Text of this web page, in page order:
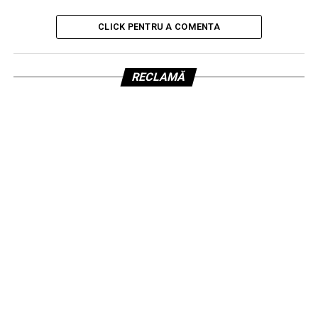
CLICK PENTRU A COMENTA
RECLAMĂ